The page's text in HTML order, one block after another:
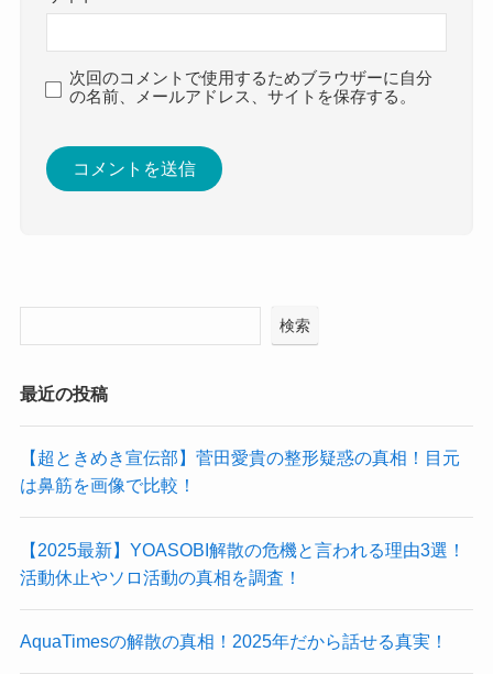
次回のコメントで使用するためブラウザーに自分
の名前、メールアドレス、サイトを保存する。
検索
最近の投稿
【超ときめき宣伝部】菅田愛貴の整形疑惑の真相！目元
は鼻筋を画像で比較！
【2025最新】YOASOBI解散の危機と言われる理由3選！
活動休止やソロ活動の真相を調査！
AquaTimesの解散の真相！2025年だから話せる真実！